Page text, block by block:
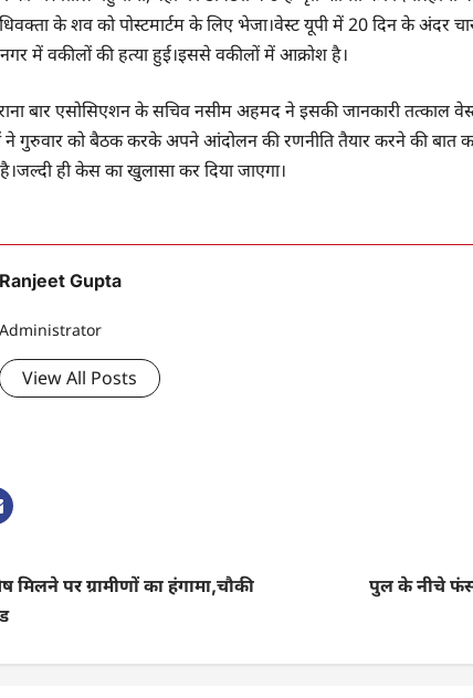
के शव को पोस्टमार्टम के लिए भेजा।वेस्ट यूपी में 20 दिन के अंदर
में वकीलों की हत्या हुई।इससे वकीलों में आक्रोश है।
बार एसोसिएशन के सचिव नसीम अहमद ने इसकी जानकारी तत्काल
ने गुरुवार को बैठक करके अपने आंदोलन की रणनीति तैयार करने की बात
ही केस का खुलासा कर दिया जाएगा।
Ranjeet Gupta
Administrator
View All Posts
पर ग्रामीणों का हंगामा,चौकी
पुल के नीचे फंस